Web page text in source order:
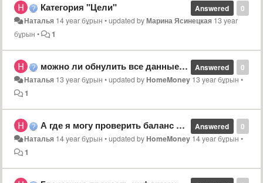
0
Answered
Категория "Цели"
Наталья 14 year бұрын •updated byМарина Ясинецкая 13 year
бұрын • 1
0
Answered
можно ли обнулить все данные и начать сначала
Наталья 13 year бұрын •updated by HomeMoney 13 year бұрын •
1
0
Answered
А где я могу проверить баланс кредит карты и пенсионой карты
Наталья 14 year бұрын •updated by HomeMoney 14 year бұрын •
1